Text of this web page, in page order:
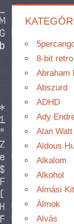
8-bit retro
Abraham
Abszurd
ADHD
Ady
Alan Watt
Aldous
Alkalom
Alkohol
Almási
Álmok
Alvás